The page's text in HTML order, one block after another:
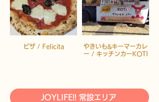
ピザ / Felicita
やきいも&キーマーカレ
ー / キッチンカーKOTI
JOYLIFE!! 常設エリア